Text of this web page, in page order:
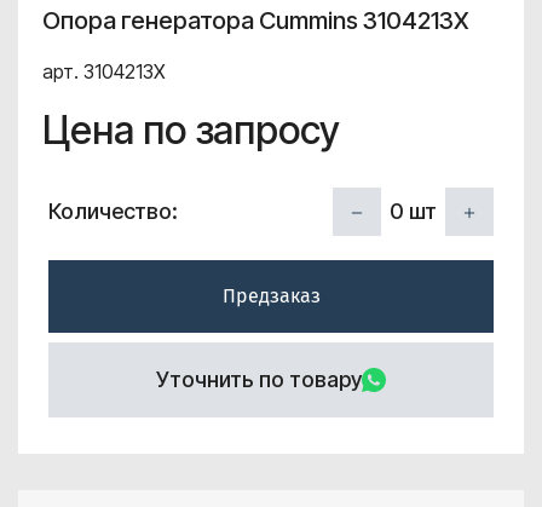
Опора генератора Cummins 3104213X
арт. 3104213X
Цена по запросу
Количество: 0 шт
Предзаказ
Уточнить по товару